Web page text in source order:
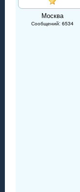
Москва
Сообщений: 6534